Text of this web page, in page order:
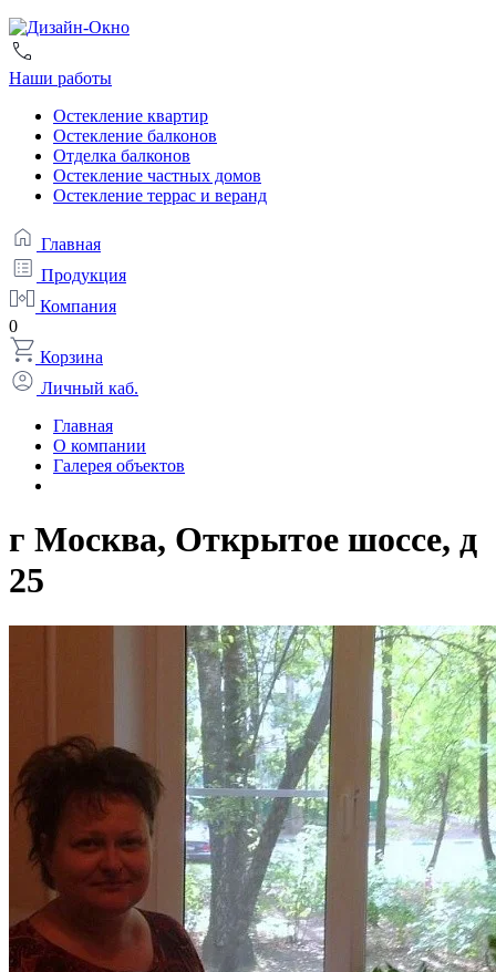
Наши работы
Остекление квартир
Остекление балконов
Отделка балконов
Остекление частных домов
Остекление террас и веранд
Главная
Продукция
Компания
0
Корзина
Личный каб.
Главная
О компании
Галерея объектов
г Москва, Открытое шоссе, д
25